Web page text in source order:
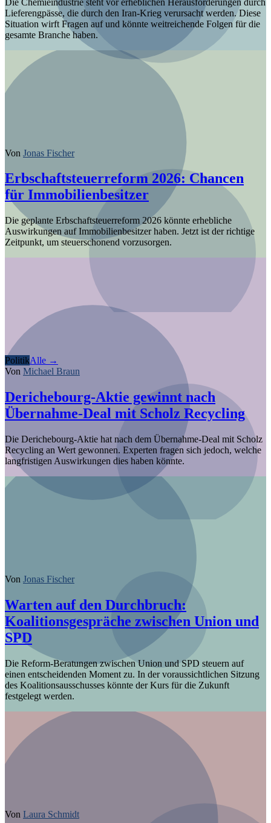
Lieferengpässe, die durch den Iran-Krieg verursacht werden. Diese
Situation wirft Fragen auf und könnte weitreichende Folgen für die
gesamte Branche haben.
Von Jonas Fischer
Erbschaftsteuerreform 2026: Chancen
für Immobilienbesitzer
Die geplante Erbschaftsteuerreform 2026 könnte erhebliche
Auswirkungen auf Immobilienbesitzer haben. Jetzt ist der richtige
Zeitpunkt, um steuerschonend vorzusorgen.
PolitikAlle →
Von Michael Braun
Derichebourg-Aktie gewinnt nach
Übernahme-Deal mit Scholz Recycling
Die Derichebourg-Aktie hat nach dem Übernahme-Deal mit Scholz
Recycling an Wert gewonnen. Experten fragen sich jedoch, welche
langfristigen Auswirkungen dies haben könnte.
Von Jonas Fischer
Warten auf den Durchbruch:
Koalitionsgespräche zwischen Union und
SPD
Die Reform-Beratungen zwischen Union und SPD steuern auf
einen entscheidenden Moment zu. In der voraussichtlichen Sitzung
des Koalitionsausschusses könnte der Kurs für die Zukunft
festgelegt werden.
Von Laura Schmidt